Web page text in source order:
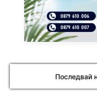
Последвай